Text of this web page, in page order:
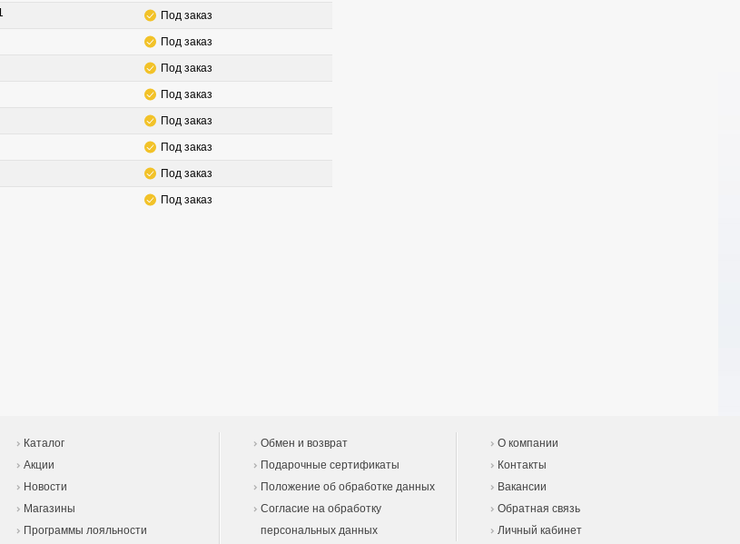
Под заказ
Под заказ
Под заказ
Под заказ
Под заказ
Под заказ
Под заказ
Под заказ
Каталог
Акции
Новости
Магазины
Программы лояльности
Обмен и возврат
Подарочные сертификаты
Положение об обработке данных
Согласие на обработку
персональных данных
О компании
Контакты
Вакансии
Обратная связь
Личный кабинет